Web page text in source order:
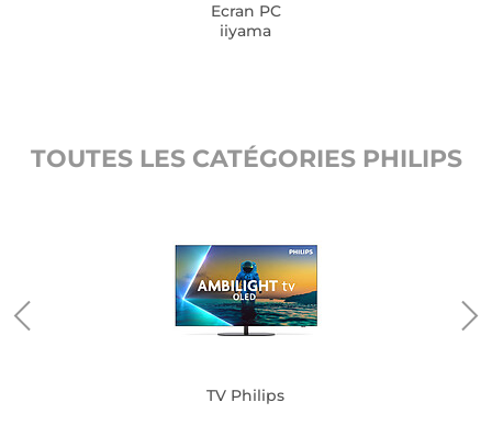
Ecran PC
iiyama
TOUTES LES CATÉGORIES PHILIPS
TV Philips